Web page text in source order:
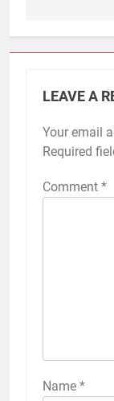
LEAVE A
Your email
Required
Comment *
Name *